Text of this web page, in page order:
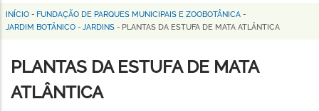
Horizonte
Trilha
navegação
INÍCIO - FUNDAÇÃO DE PARQUES MUNICIPAIS E ZOOBOTÂNICA -
JARDIM BOTÂNICO - JARDINS - PLANTAS DA ESTUFA DE MATA ATLÂNTICA
PLANTAS DA ESTUFA DE MATA
ATLÂNTICA